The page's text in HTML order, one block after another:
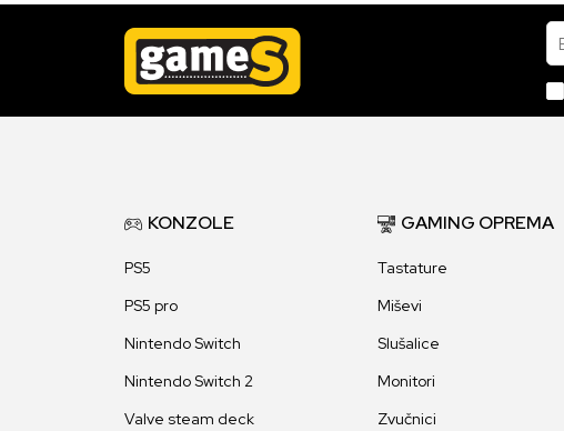
KONZOLE
PS5
PS5 pro
Nintendo Switch
Nintendo Switch 2
Valve steam deck
GAMING OPREMA
Tastature
Miševi
Slušalice
Monitori
Zvučnici